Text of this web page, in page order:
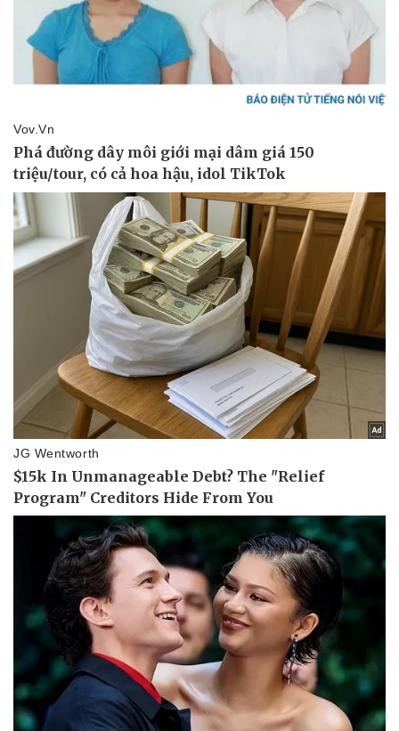
Kinh tế
Bất động sản
Khởi nghiệp
Thị trường
Giá vàng
Tiêu dùng
Tỷ giá
Chứng khoán
Giá cà phê